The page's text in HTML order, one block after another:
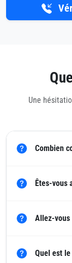
Une
Combien
Êtes-vous
Allez-vous
Quel est